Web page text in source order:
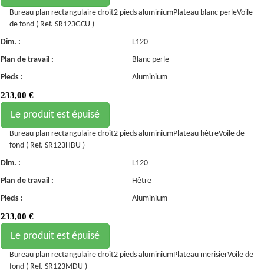
Bureau plan rectangulaire droit2 pieds aluminiumPlateau blanc perleVoile
de fond ( Ref. SR123GCU )
Dim. :
L120
Plan de travail :
Blanc perle
Pieds :
Aluminium
233,00 €
Le produit est épuisé
Bureau plan rectangulaire droit2 pieds aluminiumPlateau hêtreVoile de
fond ( Ref. SR123HBU )
Dim. :
L120
Plan de travail :
Hêtre
Pieds :
Aluminium
233,00 €
Le produit est épuisé
Bureau plan rectangulaire droit2 pieds aluminiumPlateau merisierVoile de
fond ( Ref. SR123MDU )